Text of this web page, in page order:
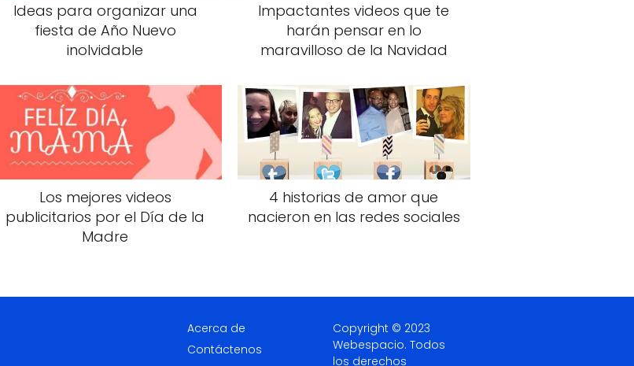
Ideas para organizar una
fiesta de Año Nuevo
inolvidable
Impactantes videos que te
harán pensar en lo
maravilloso de la Navidad
Los mejores videos
publicitarios por el Día de la
Madre
4 historias de amor que
nacieron en las redes sociales
Acerca de
Contáctenos
Copyright © 2023
Webespacio. Todos
los derechos